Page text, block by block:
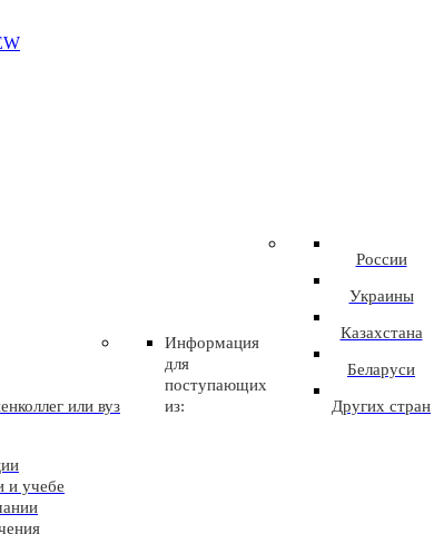
или вуз
Информация
для
поступающих
из:
России
Украины
Казахстана
Беларуси
Других стран
и учебе